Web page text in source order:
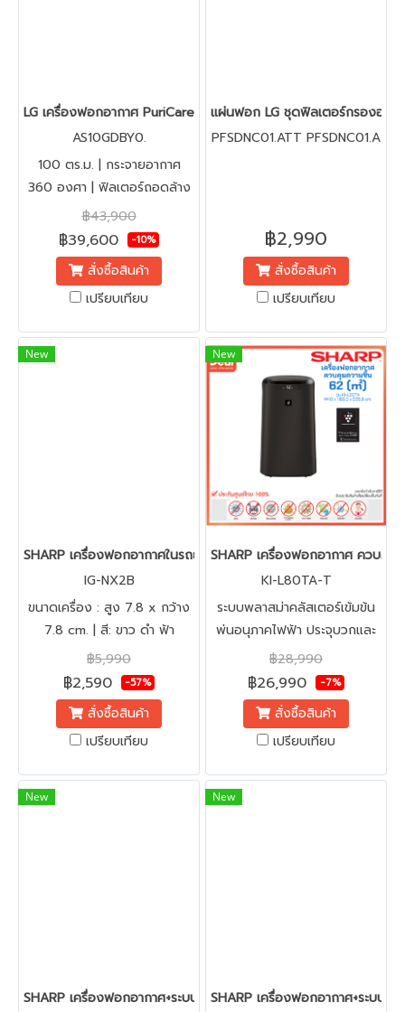
LG เครื่องฟอกอากาศ PuriCare New 360 | 100 ตร.ม. | รุ่น
AS10GDBY0.
100 ตร.ม. | กระจายอากาศ
360 องศา | ฟิลเตอร์ถอดล้าง
ทำความสะอาดได้ | กรองอากาศ
หลายขั้นตอน กำจัดเชื้อ
แบคทีเรีย ไวรัสในอากาศ และ
กลิ่นไม่พึงประสงค์ได้อย่างมี
ประสิทธิภาพ | โหมด BABY
฿43,900
฿39,600 -10%
สั่งซื้อสินค้า
เปรียบเทียบ
แผ่นฟอก LG ชุดฟิลเตอร์กรองอาก
PFSDNC01.ATT PFSDNC01.A
฿2,990
สั่งซื้อสินค้า
เปรียบเทียบ
New
SHARP เครื่องฟอกอากาศในรถยนต์ รุ่น IG-NX2B 3.6 ตรม
IG-NX2B
ขนาดเครื่อง : สูง 7.8 x กว้าง
7.8 cm. | สี: ขาว ดำ ฟ้า
฿5,990
฿2,590 -57%
สั่งซื้อสินค้า
เปรียบเทียบ
New
SHARP เครื่องฟอกอากาศ ควบคุ
KI-L80TA-T
ระบบพลาสม่าคลัสเตอร์เข้มข้น
พ่นอนุภาคไฟฟ้า ประจุบวกและ
ลบเพื่อฆ่าเชื้อโรค เชื้อรา, เชื้อ
แบคทีเรีย, เชื้อไข้หวัดนก H5N1
ในอากาศ
฿28,990
฿26,990 -7%
สั่งซื้อสินค้า
เปรียบเทียบ
New
SHARP เครื่องฟอกอากาศ+ระบบไอน้ำ (38 ตร.ม.) รุ่น KI-N50TA-W
New
SHARP เครื่องฟอกอากาศ+ระบบไ